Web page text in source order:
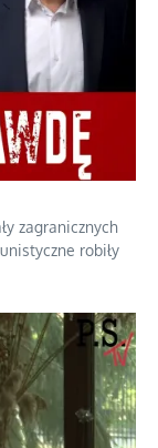
zagranicznych
robiły